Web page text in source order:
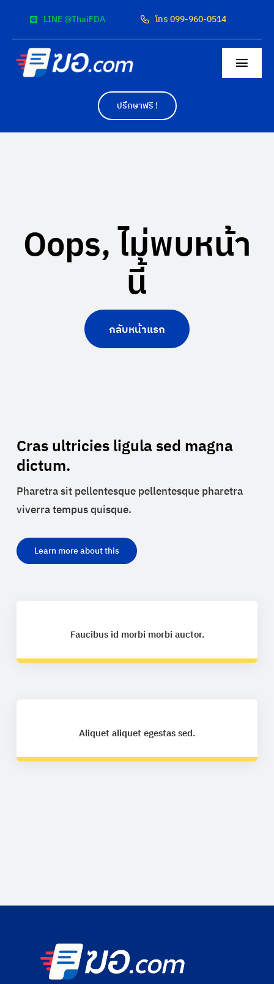
content
LINE @ThaiFDA โทร 099-960-0514
สื่อโฆษณา
ติดต่อเรา
ปรึกษาฟรี !
Oops, ไม่พบหน้า
นี้
กลับหน้าแรก
Cras ultricies ligula sed magna
dictum.
Pharetra sit pellentesque pellentesque pharetra
viverra tempus quisque.
Learn more about this
Faucibus id morbi morbi auctor.
Aliquet aliquet egestas sed.